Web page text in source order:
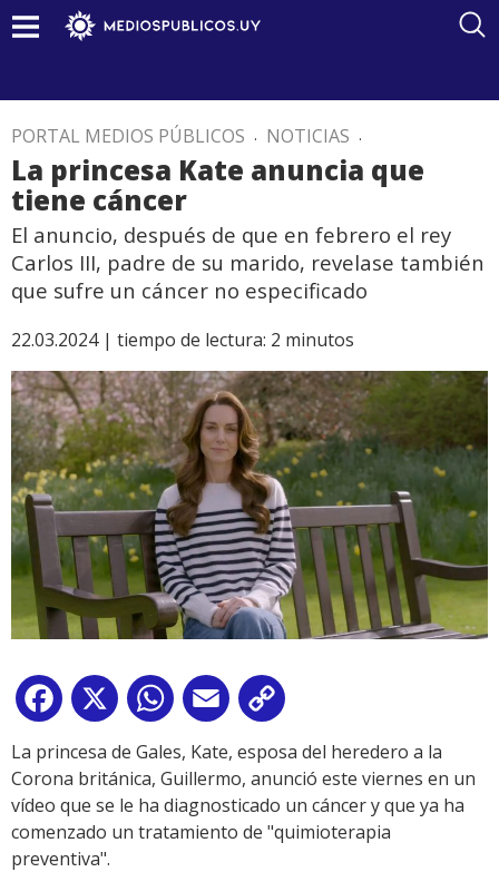
PORTAL MEDIOS PÚBLICOS . NOTICIAS .
La princesa Kate anuncia que
tiene cáncer
El anuncio, después de que en febrero el rey
Carlos III, padre de su marido, revelase también
que sufre un cáncer no especificado
22.03.2024 | tiempo de lectura: 2 minutos
Facebook
X WhatsApp
Email
Link
La princesa de Gales, Kate, esposa del heredero a la
Corona británica, Guillermo, anunció este viernes en un
vídeo que se le ha diagnosticado un cáncer y que ya ha
comenzado un tratamiento de "quimioterapia
preventiva".